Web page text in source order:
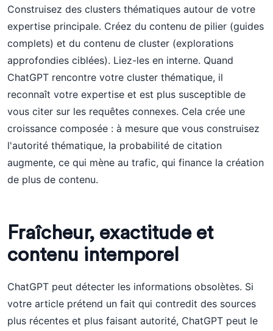
Construisez des clusters thématiques autour de votre
expertise principale. Créez du contenu de pilier (guides
complets) et du contenu de cluster (explorations
approfondies ciblées). Liez-les en interne. Quand
ChatGPT rencontre votre cluster thématique, il
reconnaît votre expertise et est plus susceptible de
vous citer sur les requêtes connexes. Cela crée une
croissance composée : à mesure que vous construisez
l'autorité thématique, la probabilité de citation
augmente, ce qui mène au trafic, qui finance la création
de plus de contenu.
Fraîcheur, exactitude et
contenu intemporel
ChatGPT peut détecter les informations obsolètes. Si
votre article prétend un fait qui contredit des sources
plus récentes et plus faisant autorité, ChatGPT peut le